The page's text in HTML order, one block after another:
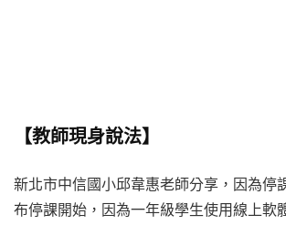
【教師現身說法】
新北市中信國小邱韋惠老師分享，因為停
布停課開始，因為一年級學生使用線上軟